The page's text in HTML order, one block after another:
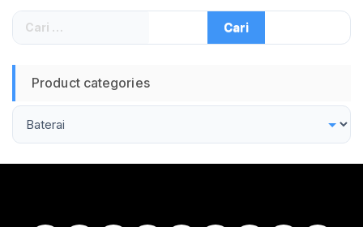
Cari
untuk:
Product categories